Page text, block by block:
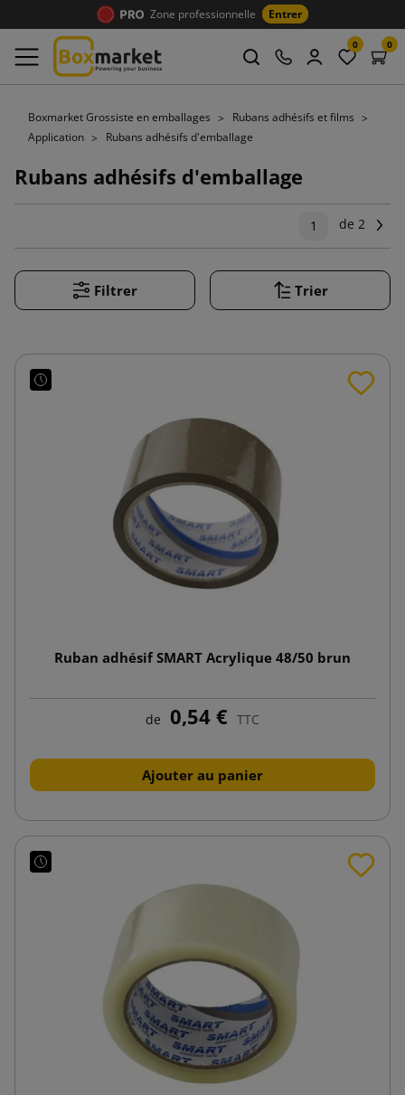
Zone professionnelle Entrer
0 0
Boxmarket Grossiste en emballages
Rubans adhésifs et films
Application
Rubans adhésifs d'emballage
Rubans adhésifs d'emballage
1 de 2
Filtrer Trier
Ruban adhésif SMART Acrylique 48/50 brun
de 0,54 € TTC
Ajouter au panier